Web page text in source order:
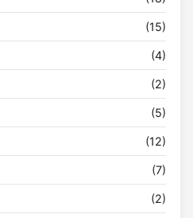
(15)
(4)
(2)
(5)
(12)
(7)
(2)